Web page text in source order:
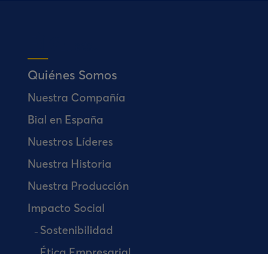
Quiénes Somos
Nuestra Compañía
Bial en España
Nuestros Líderes
Nuestra Historia
Nuestra Producción
Impacto Social
Sostenibilidad